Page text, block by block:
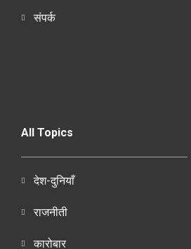
संपर्क
All Topics
देश-दुनियाँ
राजनीती
कारोबार